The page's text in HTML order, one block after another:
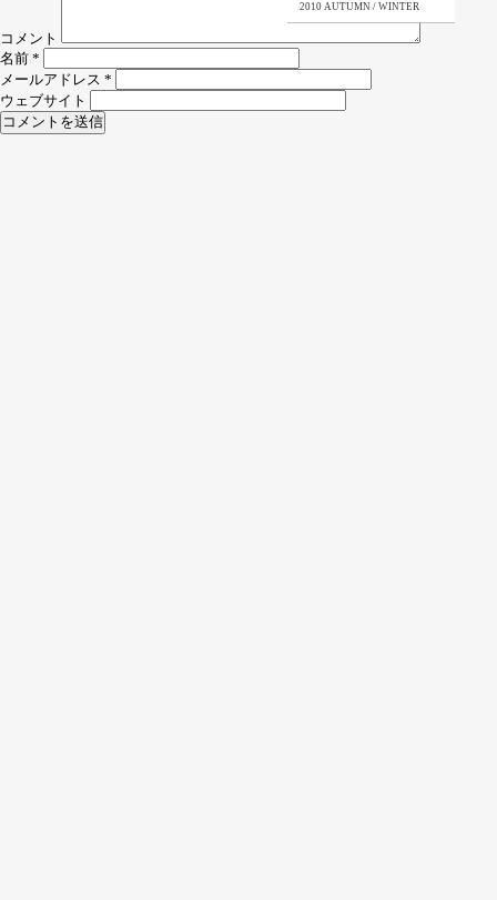
2010 AUTUMN / WINTER
コメント
名前 *
メールアドレス *
ウェブサイト